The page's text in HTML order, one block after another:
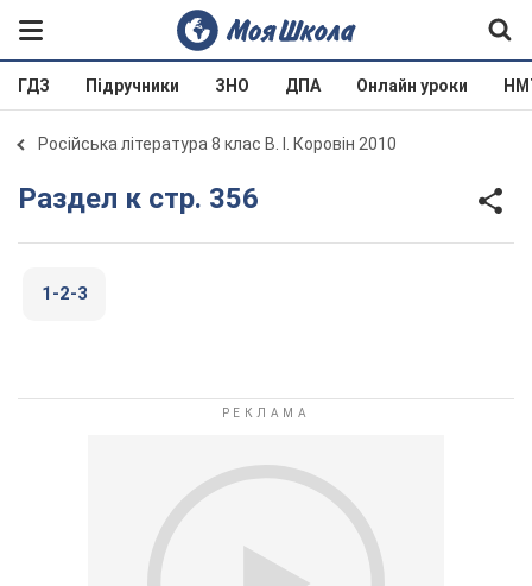
ГДЗ Підручники ЗНО ДПА Онлайн уроки
Російська література 8 клас В. І. Коровін 2010
Раздел к стр. 356
1-2-3